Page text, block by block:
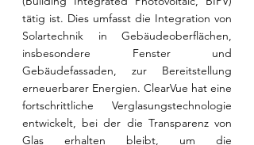
tätig ist. Dies umfasst die Integration von
Solartechnik in Gebäudeoberflächen,
insbesondere Fenster und
Gebäudefassaden, zur Bereitstellung
erneuerbarer Energien. ClearVue hat eine
fortschrittliche Verglasungstechnologie
entwickelt, bei der die Transparenz von
Glas erhalten bleibt, um die